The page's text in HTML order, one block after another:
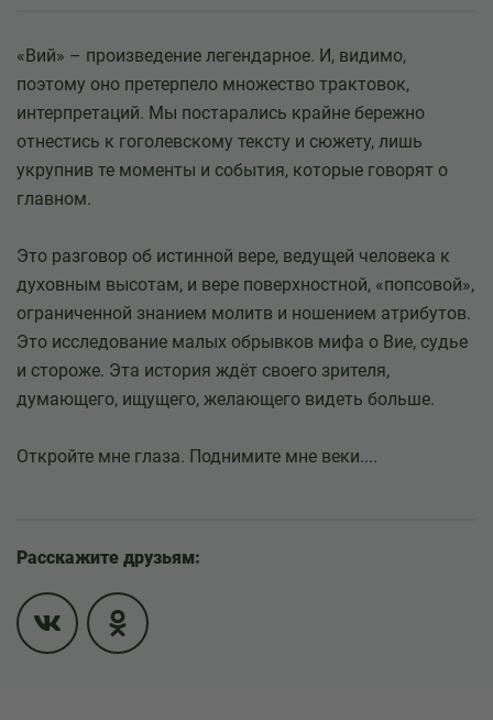
«Вий» – произведение легендарное. И, видимо,
поэтому оно претерпело множество трактовок,
интерпретаций. Мы постарались крайне бережно
отнестись к гоголевскому тексту и сюжету, лишь
укрупнив те моменты и события, которые говорят о
главном.
Это разговор об истинной вере, ведущей человека к
духовным высотам, и вере поверхностной, «попсовой»,
ограниченной знанием молитв и ношением атрибутов.
Это исследование малых обрывков мифа о Вие, судье
и стороже. Эта история ждёт своего зрителя,
думающего, ищущего, желающего видеть больше.
Откройте мне глаза. Поднимите мне веки....
Расскажите друзьям: